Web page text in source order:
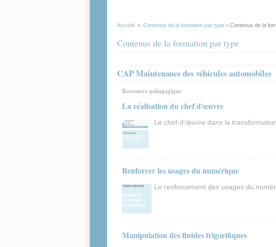
Accueil > Contenus de la formation par type > Contenus de la
Contenus de la formation par type
CAP Maintenance des véhicules automobiles
Ressource pédagogique
La réalisation du chef d'œuvre
Le chef-d'œuvre dans la
Renforcer les usages du numérique
Le renforcement des usages du
Manipulation des fluides frigorifiques